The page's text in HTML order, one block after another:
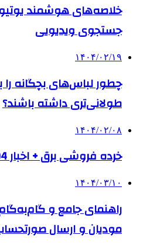
خلاصه‌های هوشمند
جستجوی ویدیویی
۱۴۰۴/۰۲/۱۹
چطور لباس‌های بچگانه
طولانی‌تری داشته باشند؟
۱۴۰۴/۰۲/۰۸
خرده فروشی برق + اخبار 1404 صنعت برق
۱۴۰۴/۰۳/۱۰
راهنمای جامع و
مودیان و ارسال